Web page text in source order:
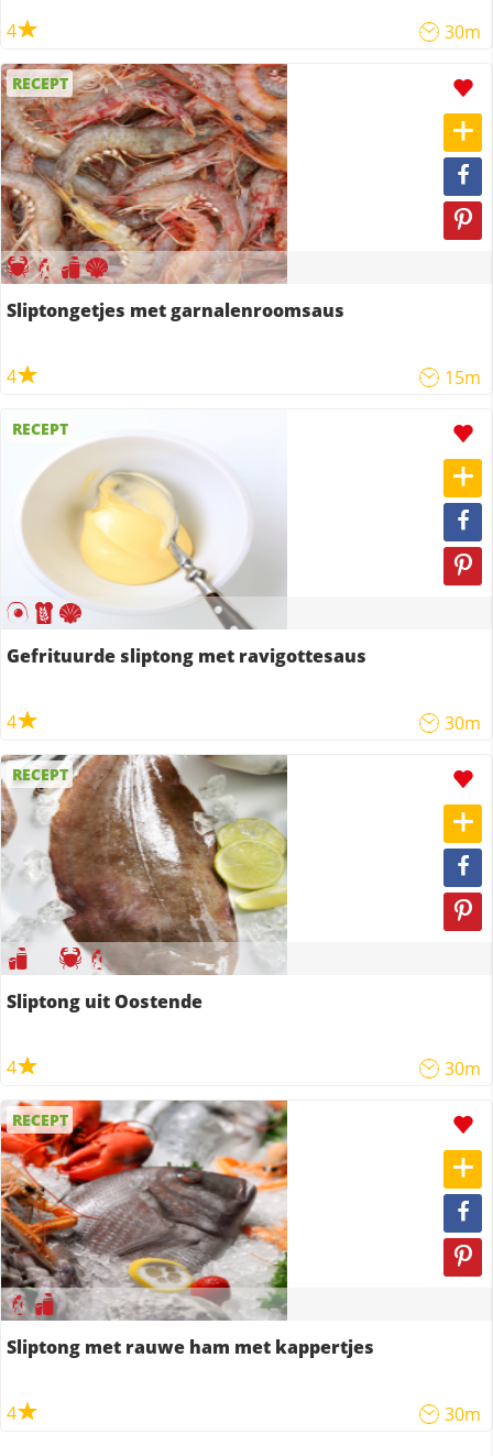
4 30m
RECEPT
Sliptongetjes met garnalenroomsaus
4 15m
RECEPT
Gefrituurde sliptong met ravigottesaus
4 30m
RECEPT
Sliptong uit Oostende
4 30m
RECEPT
Sliptong met rauwe ham met kappertjes
4 30m